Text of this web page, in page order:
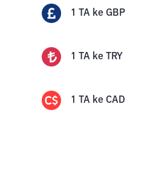
1 TA ke GBP
1 TA ke TRY
1 TA ke CAD